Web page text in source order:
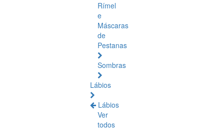
Rímel
e
Máscaras
de
Pestanas
Sombras
Lábios
Lábios
Ver
todos